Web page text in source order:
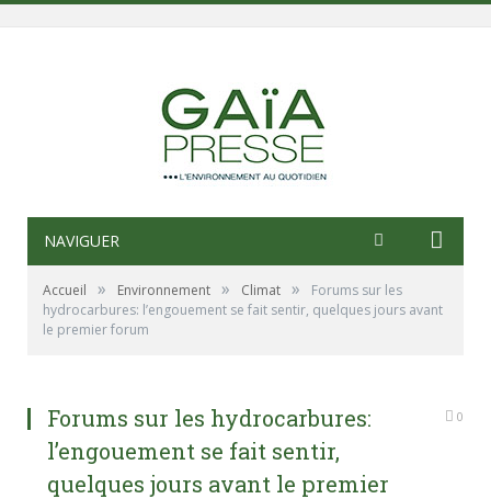
NAVIGUER
Accueil » Environnement » Climat »
Forums sur les
hydrocarbures: l’engouement se fait sentir, quelques jours avant
le premier forum
Forums sur les hydrocarbures:
l’engouement se fait sentir,
quelques jours avant le premier
0